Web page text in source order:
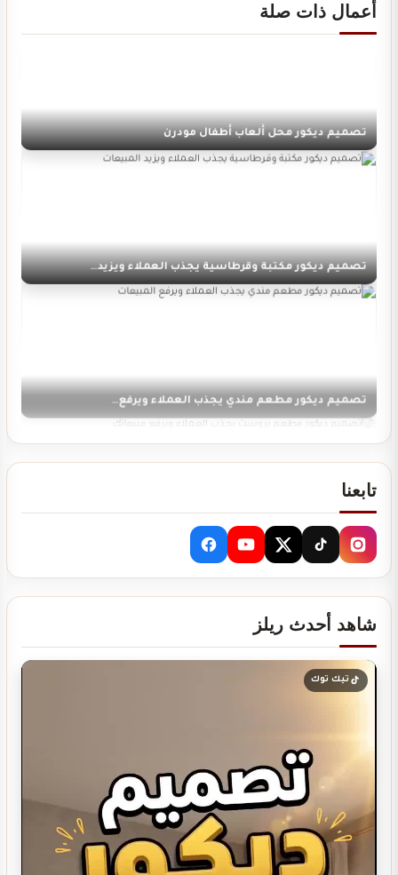
أعمال ذات صلة
تصميم ديكور محل ألعاب أطفال مودرن
تصميم ديكور مكتبة وقرطاسية يجذب العملاء ويزيد…
تصميم ديكور مطعم مندي يجذب العملاء ويرفع…
تصميم ديكور مطعم بروست يجذب العملاء ويرفع…
تصميم ديكور مطعم شاورما يجذب العملاء ويرفع…
تصميم ديكور مطعم برجر يجذب العملاء ويرفع…
تابعنا
شاهد أحدث ريلز
تيك توك